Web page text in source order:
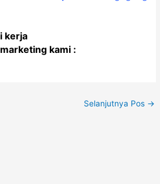
kerja
kami :
Selanjutnya Pos →